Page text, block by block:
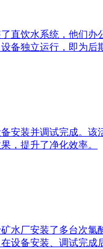
直饮水系统，他们
备独立运行，即为
安装并调试完成。
，提升了净化效率。
水厂安装了多台次
设备安装、调试完成